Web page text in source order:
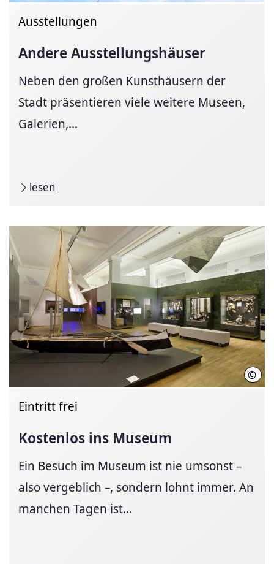
Ausstellungen
AndereAusstellungshäuser
Neben den großen Kunsthäusern der
Stadt präsentieren viele weitere Museen,
Galerien,...
lesen
©
Eintritt frei
Kostenlos ins Museum
Ein Besuch im Museum ist nie umsonst –
also vergeblich –, sondern lohnt immer. An
manchen Tagen ist...